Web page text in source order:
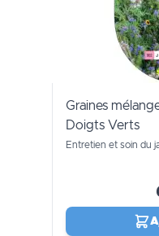
Graines
Doigts Verts
Entretien et soin du